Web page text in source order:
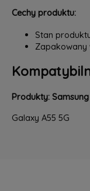
Cechy produktu:
Stan
Zapakowany
Produkty: Samsung
Galaxy A55 5G